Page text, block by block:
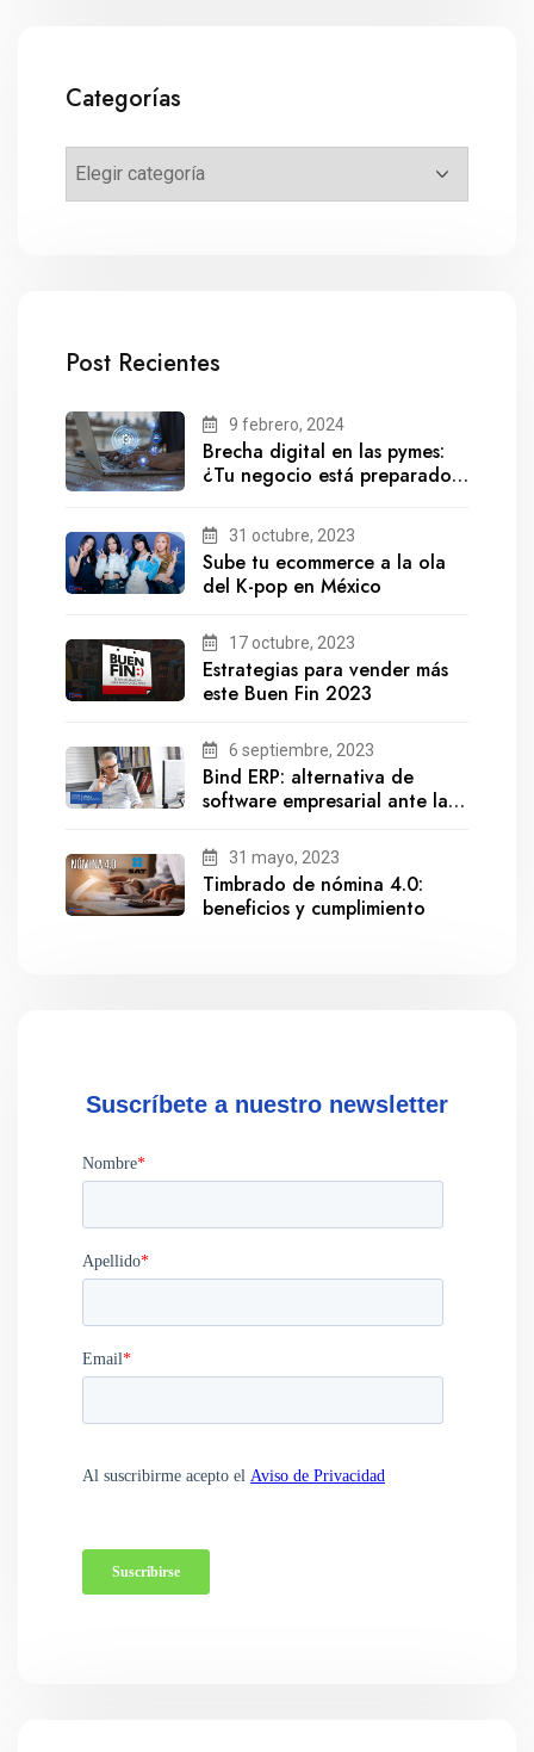
Categorías
Post Recientes
9 febrero, 2024
Brecha digital en las pymes:
¿Tu negocio está preparado
31 octubre, 2023
Sube tu ecommerce a la ola
del K-pop en México
17 octubre, 2023
Estrategias para vender más
este Buen Fin 2023
6 septiembre, 2023
Bind ERP: alternativa de
software empresarial ante la
31 mayo, 2023
Timbrado de nómina 4.0:
beneficios y cumplimiento
Suscríbete a nuestro newsletter